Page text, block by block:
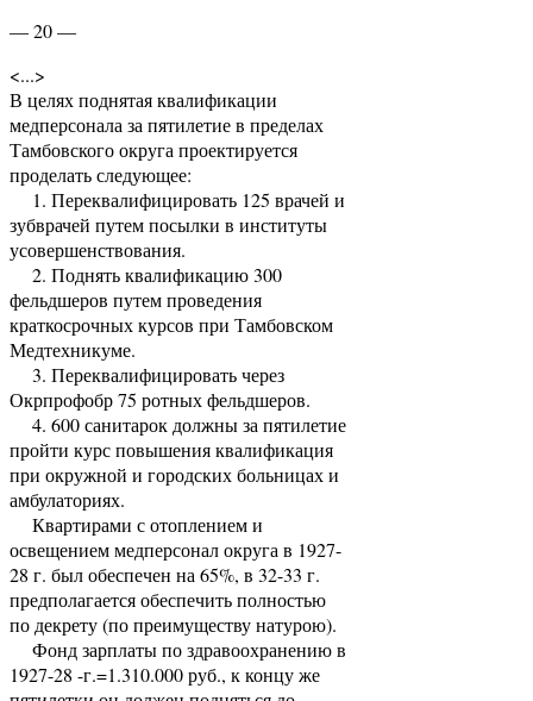
— 20 —
<...>
В целях поднятая квалификации
медперсонала за пятилетие в пределах
Тамбов­ского округа проектируется
проделать следующее:
1. Переквалифицировать 125 врачей и
зубврачей путем посылки в институты
усовершенствования.
2. Поднять квалификацию 300
фельдшеров путем проведения
краткосрочных курсов при Тамбовском
Медтехникуме.
3. Переквалифицировать через
Окрпрофобр 75 ротных фельдшеров.
4. 600 санитарок должны за пятилетие
пройти курс повышения квалификация
при окружной и городских больницах и
амбулаториях.
Квартирами с отоплением и
освещением медперсонал округа в 1927-
28 г. был обеспечен на 65%, в 32-33 г.
предполагается обеспечить полностью
по декрету (по преимуществу натурою).
Фонд зарплаты по здравоохранению в
1927-28 -г.=1.310.000 руб., к концу же